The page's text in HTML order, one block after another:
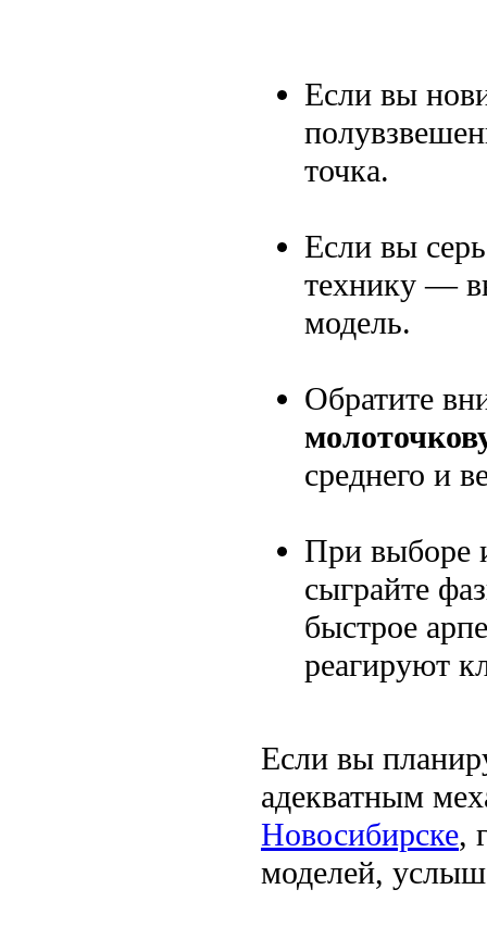
Если вы
точка.
Если вы
технику —
модель.
Обратите
среднего и
При выборе
сыграйте
быстрое
реагируют
Если вы
адекватным
Новосибирске,
моделей,